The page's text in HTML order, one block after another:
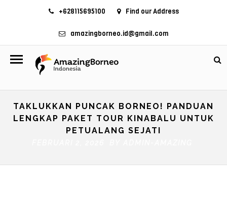
+628115695100 Find our Address
amazingborneo.id@gmail.com
TAKLUKKAN PUNCAK BORNEO! PANDUAN
LENGKAP PAKET TOUR KINABALU UNTUK
PETUALANG SEJATI